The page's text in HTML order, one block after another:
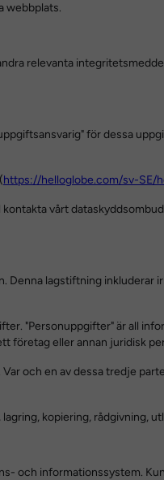
webbplats.
relevanta
för dessa
https://helloglobe.com/sv-SE/
vårt
lagstiftning inkluderar
"Personuppgifter" är all
företag eller annan juridisk
och en av dessa tredje
kopiering, rådgivning,
och informationssystem.